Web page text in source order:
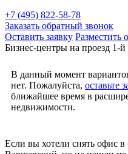
+7 (495) 822-58-78
Заказать обратный звонок
Оставить заявку Разместить
Бизнес-центры на проезд 1-
В данный момент
нет. Пожалуйста, оставьте
ближайшее время в
недвижимости.
Если вы хотели снять офис в